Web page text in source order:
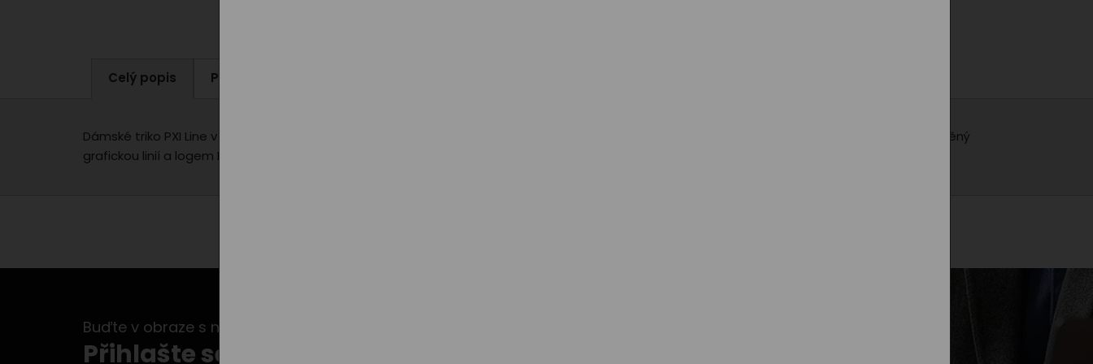
Celý popis Parametry produktu
Dámské triko PXI Line v šedé barvě je spojením pohodlí, stylu a funkčnosti. Volnější střih respektuje ženské křivky, šedý odstín je neutrální a doplněný
grafickou linií a logem PXI na zádech.
Buďte v obraze s našimi newslettery...
Přihlašte se k odběru novinek